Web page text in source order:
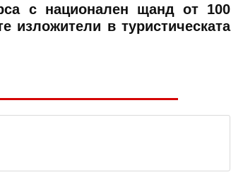
с национален щанд от 100
изложители в туристическата